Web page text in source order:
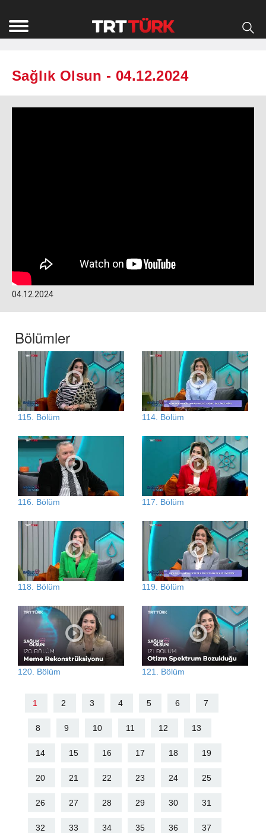
Sağlık Olsun - 04.12.2024
04.12.2024
Bölümler
115. Bölüm 114. Bölüm
116. Bölüm 117. Bölüm
118. Bölüm 119. Bölüm
120. Bölüm 121. Bölüm
1 2 3 4 5 6 7
8 9 10 11 12 13
14 15 16 17 18 19
20 21 22 23 24 25
26 27 28 29 30 31
32 33 34 35 36 37